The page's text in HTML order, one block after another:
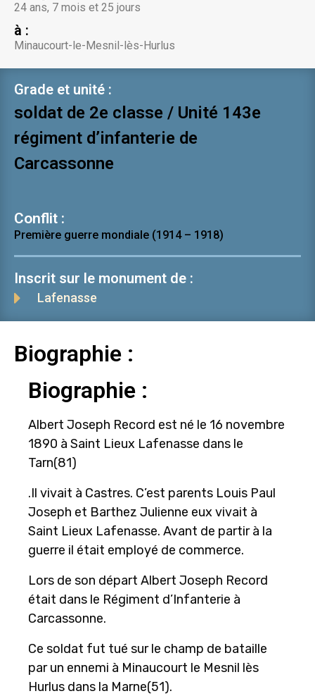
24 ans, 7 mois et 25 jours
à :
Minaucourt-le-Mesnil-lès-Hurlus
Grade et unité :
soldat de 2e classe / Unité 143e
régiment d’infanterie de
Carcassonne
Conflit :
Première guerre mondiale (1914 – 1918)
Inscrit sur le monument de :
Lafenasse
Biographie :
Biographie :
Albert Joseph Record est né le 16 novembre
1890 à Saint Lieux Lafenasse dans le
Tarn(81)
.Il vivait à Castres. C’est parents Louis Paul
Joseph et Barthez Julienne eux vivait à
Saint Lieux Lafenasse. Avant de partir à la
guerre il était employé de commerce.
Lors de son départ Albert Joseph Record
était dans le Régiment d’Infanterie à
Carcassonne.
Ce soldat fut tué sur le champ de bataille
par un ennemi à Minaucourt le Mesnil lès
Hurlus dans la Marne(51).